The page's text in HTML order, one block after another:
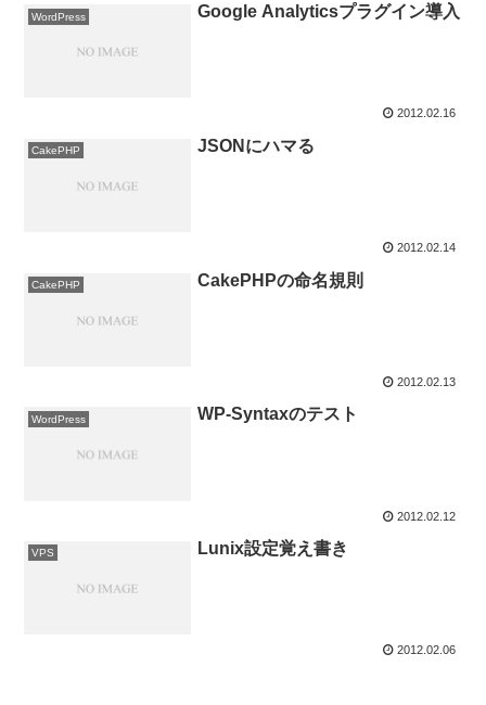
WordPress Google Analyticsプラグイン導入
2012.02.16
CakePHP JSONにハマる
2012.02.14
CakePHP CakePHPの命名規則
2012.02.13
WordPress WP-Syntaxのテスト
2012.02.12
VPS Lunix設定覚え書き
2012.02.06